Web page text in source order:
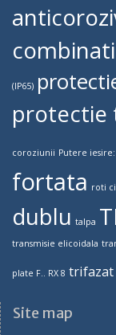
(IP65)
protectie
coroziunii Putere iesire:
fortata roti
dublu talpa
transmisie elicoidala
plate F.. RX 8 trifazat
Site map